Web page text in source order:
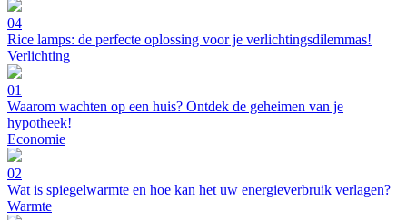
04
Rice lamps: de perfecte oplossing voor je verlichtingsdilemmas!
Verlichting
01
Waarom wachten op een huis? Ontdek de geheimen van je
hypotheek!
Economie
02
Wat is spiegelwarmte en hoe kan het uw energieverbruik verlagen?
Warmte